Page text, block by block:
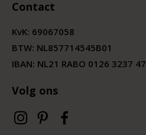
Contact
KvK: 69067058
BTW: NL857714545B01
IBAN: NL21 RABO 0126 3237 47
Volg ons